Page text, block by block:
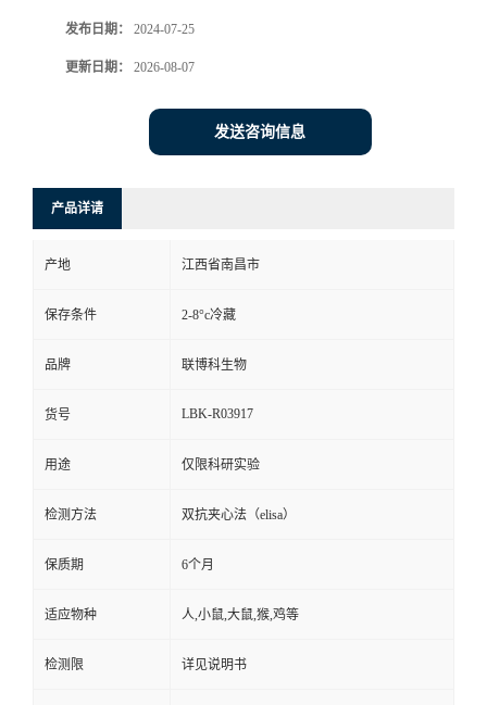
发布日期： 2024-07-25
更新日期： 2026-08-07
发送咨询信息
产品详请
产地 江西省南昌市
保存条件 2-8°c冷藏
品牌 联博科生物
货号 LBK-R03917
用途 仅限科研实验
检测方法 双抗夹心法（elisa）
保质期 6个月
适应物种 人,小鼠,大鼠,猴,鸡等
检测限 详见说明书